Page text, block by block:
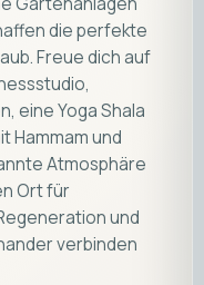
die perfekte
Freue dich auf
eine Yoga Shala
Hammam und
Atmosphäre
Ort für
und
verbinden